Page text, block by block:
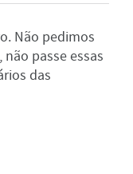
Não pedimos
passe essas
das